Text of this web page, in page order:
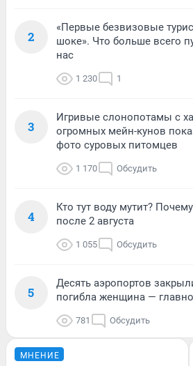
2
«Первые безвизовые
шоке». Что больше всего
нас
1 230 1
3
Игривые слонопотамы с
огромных мейн-кунов
фото суровых питомцев
1 170 Обсудить
4
Кто тут воду мутит?
после 2 августа
1 055 Обсудить
5
Десять аэропортов
погибла женщина —
781 Обсудить
МНЕНИЕ